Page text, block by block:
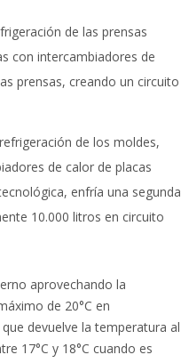
de las prensas
con intercambiadores de
prensas, creando un circuito
de los moldes,
de calor de placas
enfría una segunda
10.000 litros en circuito
aprovechando la
de 20°C en
devuelve la temperatura al
17°C y 18°C cuando es